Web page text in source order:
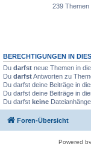
239 Themen
BERECHTIGUNGEN IN
Du darfst neue Themen in
Du darfstAntworten zu
Du darfst deine Beiträge in
Du darfst deine Beiträge in
Du darfst keine
Foren-Übersicht
Powered by